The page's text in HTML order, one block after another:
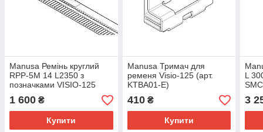
Manusa Ремінь круглий
RPP-5M 14 L2350 з
позначками VISIO-125
(арт. SMCI23-E)
1 600 ₴
Купити
Manusa Тримач для
ременя Visio-125 (арт.
KTBA01-E)
410₴
Купити
L
3